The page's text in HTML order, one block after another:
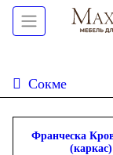
Сокме
ФИЛЬТР
Франческа
(каркас)